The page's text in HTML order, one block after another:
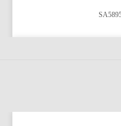
SA5895 线条灯